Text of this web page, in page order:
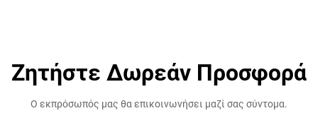
Ζητήστε Δωρεάν Προσφορά
Ο εκπρόσωπός μας θα επικοινωνήσει μαζί σας σύντομα.